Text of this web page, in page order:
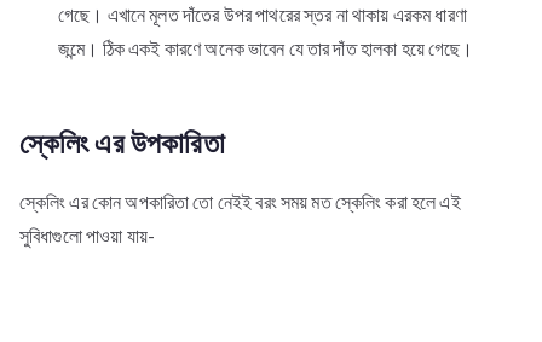
গেছে। এখানে মূলত দাঁতের উপর পাথরের স্তর না থাকায় এরকম ধারণা
জন্মে। ঠিক একই কারণে অনেক ভাবেন যে তার দাঁত হালকা হয়ে গেছে।
স্কেলিং এর উপকারিতা
স্কেলিং এর কোন অপকারিতা তো নেইই বরং সময় মত স্কেলিং করা হলে এই
সুবিধাগুলো পাওয়া যায়-